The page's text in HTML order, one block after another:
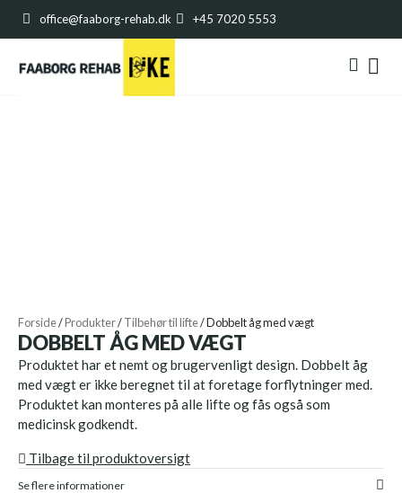
office@faaborg-rehab.dk +45 7020 5553
Forside/Produkter/Tilbehør til lifte/Dobbelt åg med vægt
DOBBELT ÅG MED VÆGT
Produktet har et nemt og brugervenligt design. Dobbelt åg
med vægt er ikke beregnet til at foretage forflytninger med.
Produktet kan monteres på alle lifte og fås også som
medicinsk godkendt.
Tilbage til produktoversigt
Se flere informationer